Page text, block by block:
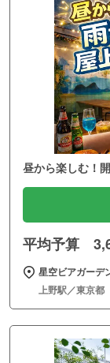
昼から楽しむ！
平均予算
星空ビアガー
上野駅／東京都